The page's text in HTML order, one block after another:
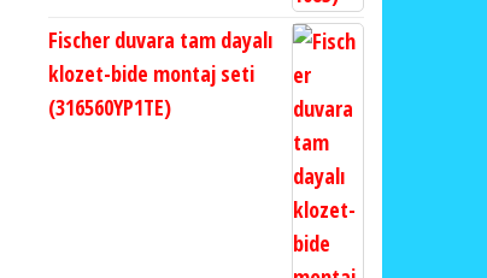
Fischer duvara tam dayalı
klozet-bide montaj seti
(316560YP1TE)